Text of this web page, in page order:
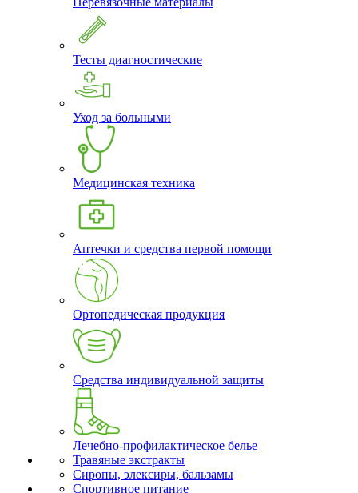
Тесты диагностические
Уход за больными
Медицинская техника
Аптечки и средства первой помощи
Ортопедическая продукция
Средства индивидуальной защиты
Лечебно-профилактическое белье
Травяные экстракты
Сиропы, элексиры, бальзамы
Спортивное питание